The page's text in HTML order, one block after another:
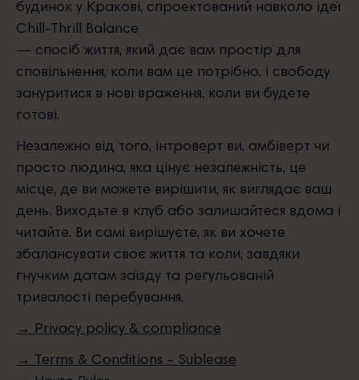
будинок у Кракові, спроектований навколо ідеї
Chill-Thrill Balance
— спосіб життя, який дає вам простір для
сповільнення, коли вам це потрібно, і свободу
зануритися в нові враження, коли ви будете
готові.
Незалежно від того, інтроверт ви, амбіверт чи
просто людина, яка цінує незалежність, це
місце, де ви можете вирішити, як виглядає ваш
день. Виходьте в клуб або залишайтеся вдома і
читайте. Ви самі вирішуєте, як ви хочете
збалансувати своє життя та коли, завдяки
гнучким датам заїзду та регульованій
тривалості перебування.
→ Privacy policy & compliance
→ Terms & Conditions – Sublease